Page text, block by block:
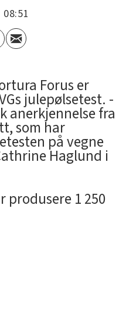
08:51
Forus er
julepølsetest. -
anerkjennelse fra
som har
på vegne
Haglund i
produsere 1 250